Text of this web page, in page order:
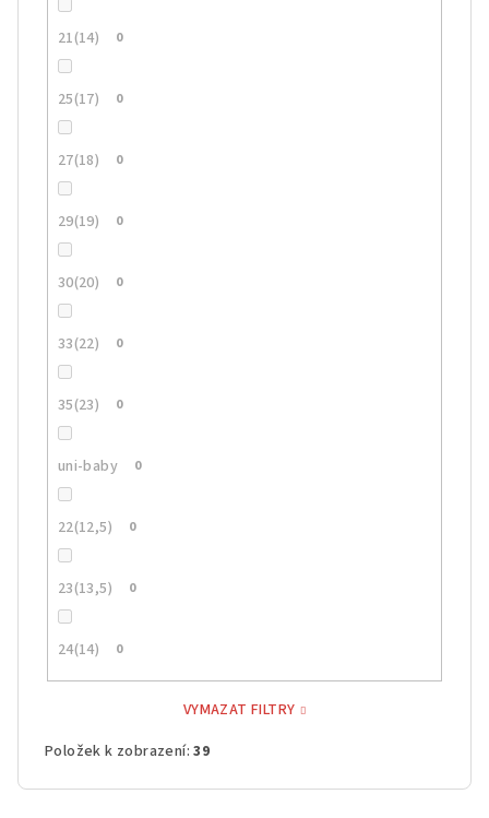
21(14) 0
25(17) 0
27(18) 0
29(19) 0
30(20) 0
33(22) 0
35(23) 0
uni-baby 0
22(12,5) 0
23(13,5) 0
24(14) 0
VYMAZAT FILTRY
Položek k zobrazení:39